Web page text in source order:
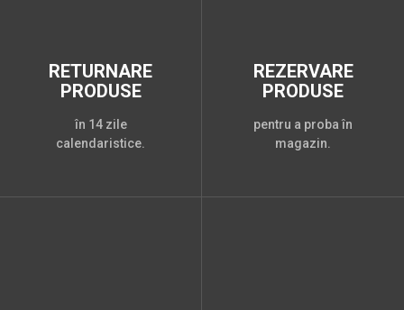
RETURNARE
PRODUSE
în 14 zile
calendaristice.
REZERVARE
PRODUSE
pentru a proba în
magazin.